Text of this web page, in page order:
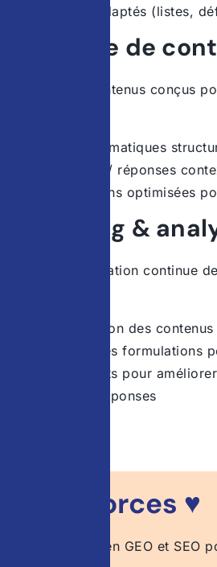
Formats adaptés (listes,
Stratégie de
Création de contenus conçus
Guides thématiques
Questions / réponses
Formulations optimisées
Reporting &
Suivi et optimisation continue
Identification des
Analyse des formulations
Ajustements pour
dans les réponses
♥ Nos forces ♥
Expertise en GEO et SEO